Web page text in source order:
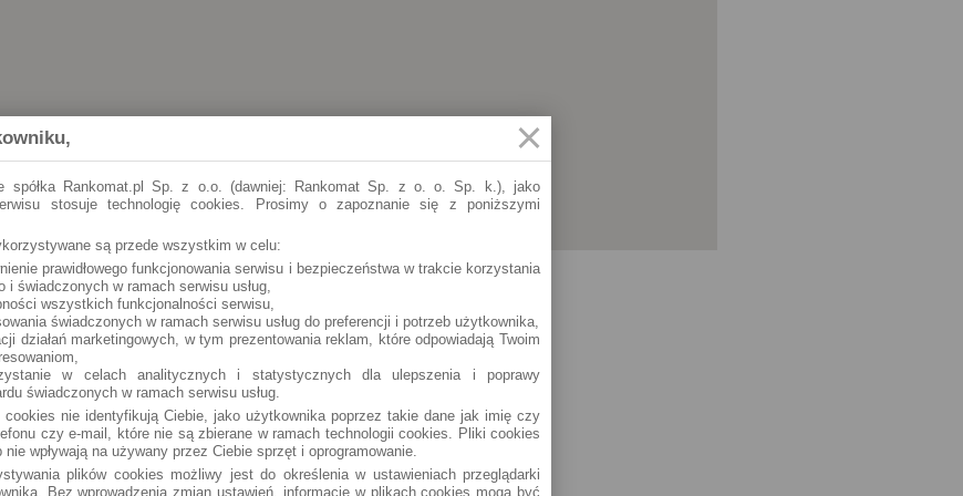
spółka Rankomat.pl Sp. z o.o. (dawniej: Rankomat Sp. z o. o. Sp. k.), jako
stosuje technologię cookies. Prosimy o zapoznanie się z poniższymi
są przede wszystkim w celu:
prawidłowego funkcjonowania serwisu i bezpieczeństwa w trakcie korzystania
i świadczonych w ramach serwisu usług,
wszystkich funkcjonalności serwisu,
świadczonych w ramach serwisu usług do preferencji i potrzeb użytkownika,
działań marketingowych, w tym prezentowania reklam, które odpowiadają Twoim
w celach analitycznych i statystycznych dla ulepszenia i poprawy
świadczonych w ramach serwisu usług.
nie identyfikują Ciebie, jako użytkownika poprzez takie dane jak imię czy
czy e-mail, które nie są zbierane w ramach technologii cookies. Pliki cookies
wpływają na używany przez Ciebie sprzęt i oprogramowanie.
plików cookies możliwy jest do określenia w ustawieniach przeglądarki
Bez wprowadzenia zmian ustawień, informacje w plikach cookies mogą być